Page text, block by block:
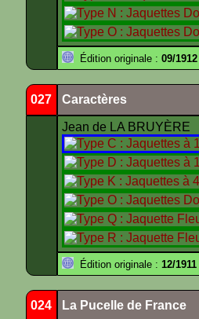
Édition originale : 09/1912
027 Caractères
Jean de LA BRUYÈRE
Édition originale : 12/1911
024 La Pucelle de France